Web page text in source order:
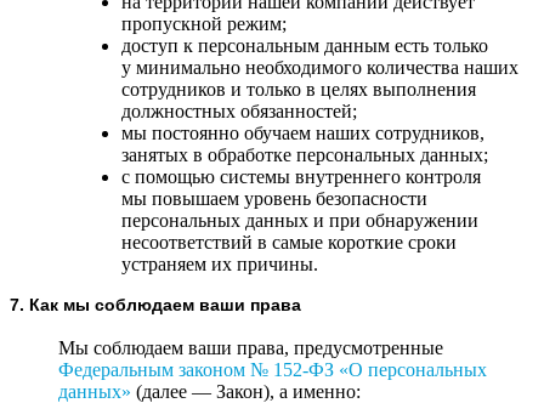
пропускной режим;
доступ к персональным данным есть только
у минимально необходимого количества наших
сотрудников и только в целях выполнения
должностных обязанностей;
мы постоянно обучаем наших сотрудников,
занятых в обработке персональных данных;
с помощью системы внутреннего контроля
мы повышаем уровень безопасности
персональных данных и при обнаружении
несоответствий в самые короткие сроки
устраняем их причины.
7. Как мы соблюдаем ваши права
Мы соблюдаем ваши права, предусмотренные
Федеральным законом № 152-ФЗ «О персональных
данных» (далее — Закон), а именно: